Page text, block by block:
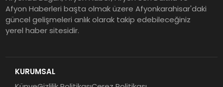
SPOR
Afyon Haberleri başta olmak üzere Afyonkarahisar'daki
güncel gelişmeleri anlık olarak takip edebileceğiniz
yerel haber sitesidir.
KURUMSAL